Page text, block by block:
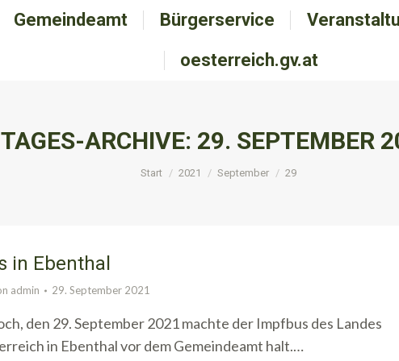
Gemeindeamt Bürgerservice
oesterreich.gv.at
TAGES-ARCHIVE: 29. SEPTEMBER
Sie befinden sich hier:
Start 2021 September 29
in Ebenthal
admin 29. September 2021
den 29. September 2021 machte der Impfbus des Landes
in Ebenthal vor dem Gemeindeamt halt.…
Gemeindeamt Bürgerservice
oesterreich.gv.at